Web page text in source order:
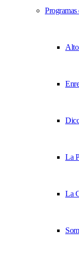
Programas
La
La